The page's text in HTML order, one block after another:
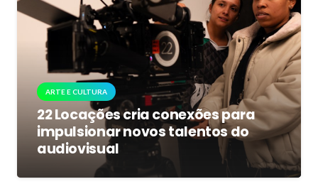
ARTE E CULTURA
22 Locações cria conexões para
impulsionar novos talentos do
audiovisual